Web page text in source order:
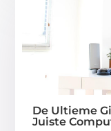
De Ultieme
Juiste